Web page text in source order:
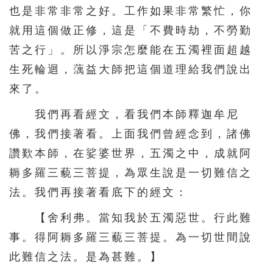
也是非常非常之好。工作如果非常繁忙，你
就用這個做正修，這是「不費時劫，不勞勤
苦之行」。所以淨宗怎麼能在五濁裡面超越
生死輪迴，蕅益大師把這個道理給我們說出
來了。
我們再看經文，看我們本師釋迦牟尼
佛，我們接著看。上面我們曾經念到，諸佛
讚歎本師，在娑婆世界，五濁之中，成就阿
耨多羅三藐三菩提，為眾生說是一切難信之
法。我們再接著看底下的經文：
【舍利弗。當知我於五濁惡世。行此難
事。得阿耨多羅三藐三菩提。為一切世間說
此難信之法。是為甚難。】